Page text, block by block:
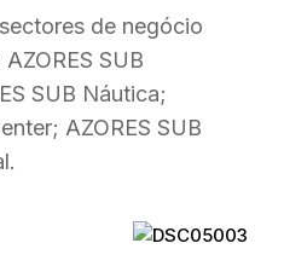
de negócio
SUB
SUB Náutica;
AZORES SUB